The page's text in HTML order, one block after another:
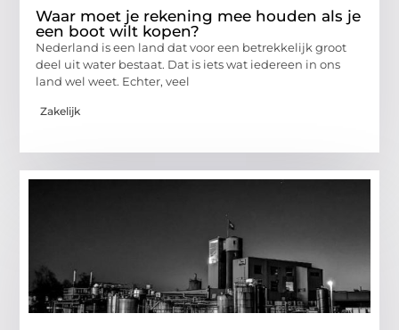
Waar moet je rekening mee houden als je
een boot wilt kopen?
Nederland is een land dat voor een betrekkelijk groot
deel uit water bestaat. Dat is iets wat iedereen in ons
land wel weet. Echter, veel
Zakelijk